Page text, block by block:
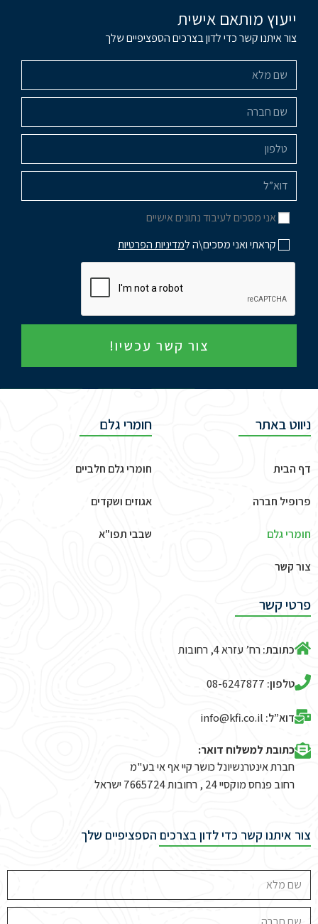
ייעוץ מותאם אישית
צור איתנו קשר כדי לדון בצרכים הספציפיים שלך
אני מסכים לעיבוד נתונים אישיים
קראתי ואני מסכים\ה למדיניות הפרטיות
צור קשר עכשיו!
ניווט באתר
דף הבית
פרופיל חברה
חומרי גלם
צור קשר
חומרי גלם
חומרי גלם חלביים
אגוזים ושקדים
שבבי תפו"א
פרטי קשר
כתובת:רח’ עזרא 4, רחובות
טלפון: 08-6247877
דוא”ל: info@kfi.co.il​
כתובת למשלוח דואר:
חברת אינטרנשיונל כושר קיי אף אי בע"מ
רחוב פנחס מוקסיי 24 , רחובות 7665724 ישראל
צור איתנו קשר כדי לדון בצרכים הספציפיים שלך